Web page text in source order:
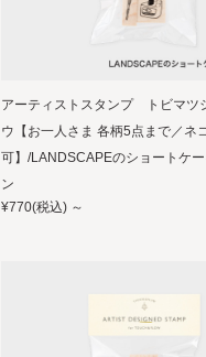
アーティストスタンプ トビマツ
ウ【お一人さま 各柄5点まで／ネ
可】/LANDSCAPEのショートケ
ン
¥770(税込) ～